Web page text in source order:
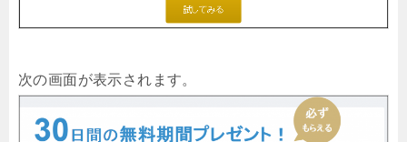
次の画面が表示されます。